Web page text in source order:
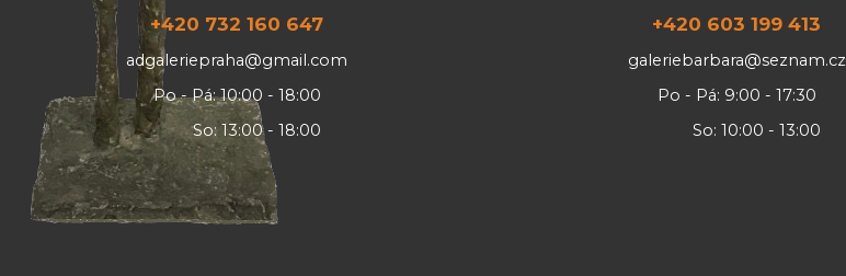
+420 732 160 647
adgaleriepraha@gmail.com
Po - Pá: 10:00 - 18:00
So: 13:00 - 18:00
+420 603 199 413
galeriebarbara@seznam.cz
Po - Pá: 9:00 - 17:30
So: 10:00 - 13:00